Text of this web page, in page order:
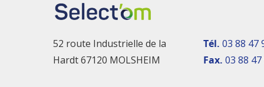
52 route Industrielle de la
Hardt 67120 MOLSHEIM
Tél. 03 88 47
Fax. 03 88 47